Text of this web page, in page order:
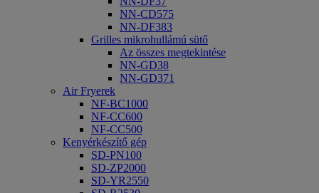
NN-CD575
NN-DF383
Grilles mikrohullámú sütő
Az összes megtekintése
NN-GD38
NN-GD371
Air Fryerek
NF-BC1000
NF-CC600
NF-CC500
Kenyérkészítő gép
SD-PN100
SD-ZP2000
SD-YR2550